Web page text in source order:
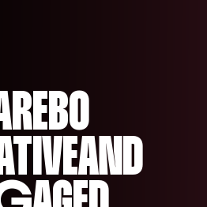
BO
VEAND